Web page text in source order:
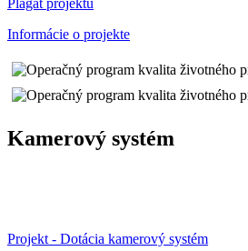
Plágát projektu
Informácie o projekte
Kamerový systém
Projekt - Dotácia kamerový systém